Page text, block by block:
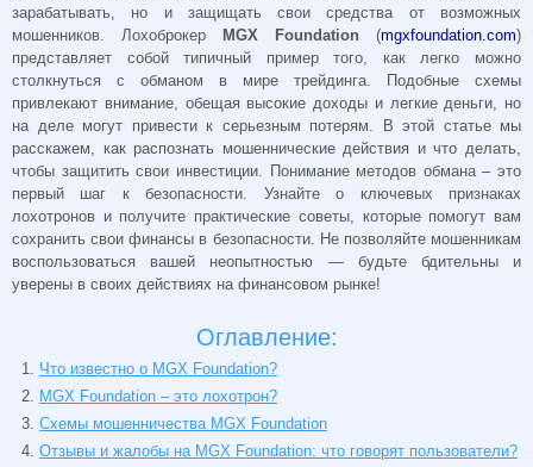
зарабатывать, но и защищать свои средства от возможных
мошенников. Лохоброкер
MGX Foundation (mgxfoundation.com)
представляет собой типичный пример того, как легко можно
столкнуться с обманом в мире трейдинга. Подобные схемы
привлекают внимание, обещая высокие доходы и легкие деньги, но
на деле могут привести к серьезным потерям. В этой статье мы
расскажем, как распознать мошеннические действия и что делать,
чтобы защитить свои инвестиции. Понимание методов обмана – это
первый шаг к безопасности. Узнайте о ключевых признаках
лохотронов и получите практические советы, которые помогут вам
сохранить свои финансы в безопасности. Не позволяйте мошенникам
воспользоваться вашей неопытностью — будьте бдительны и
уверены в своих действиях на финансовом рынке!
Оглавление:
Что известно о MGX Foundation?
MGX Foundation – это лохотрон?
Схемы мошенничества MGX Foundation
Отзывы и жалобы на MGX Foundation: что говорят пользователи?